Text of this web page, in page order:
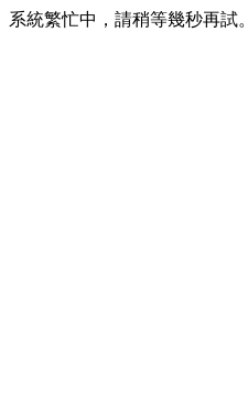
系統繁忙中，請稍等幾秒再試。